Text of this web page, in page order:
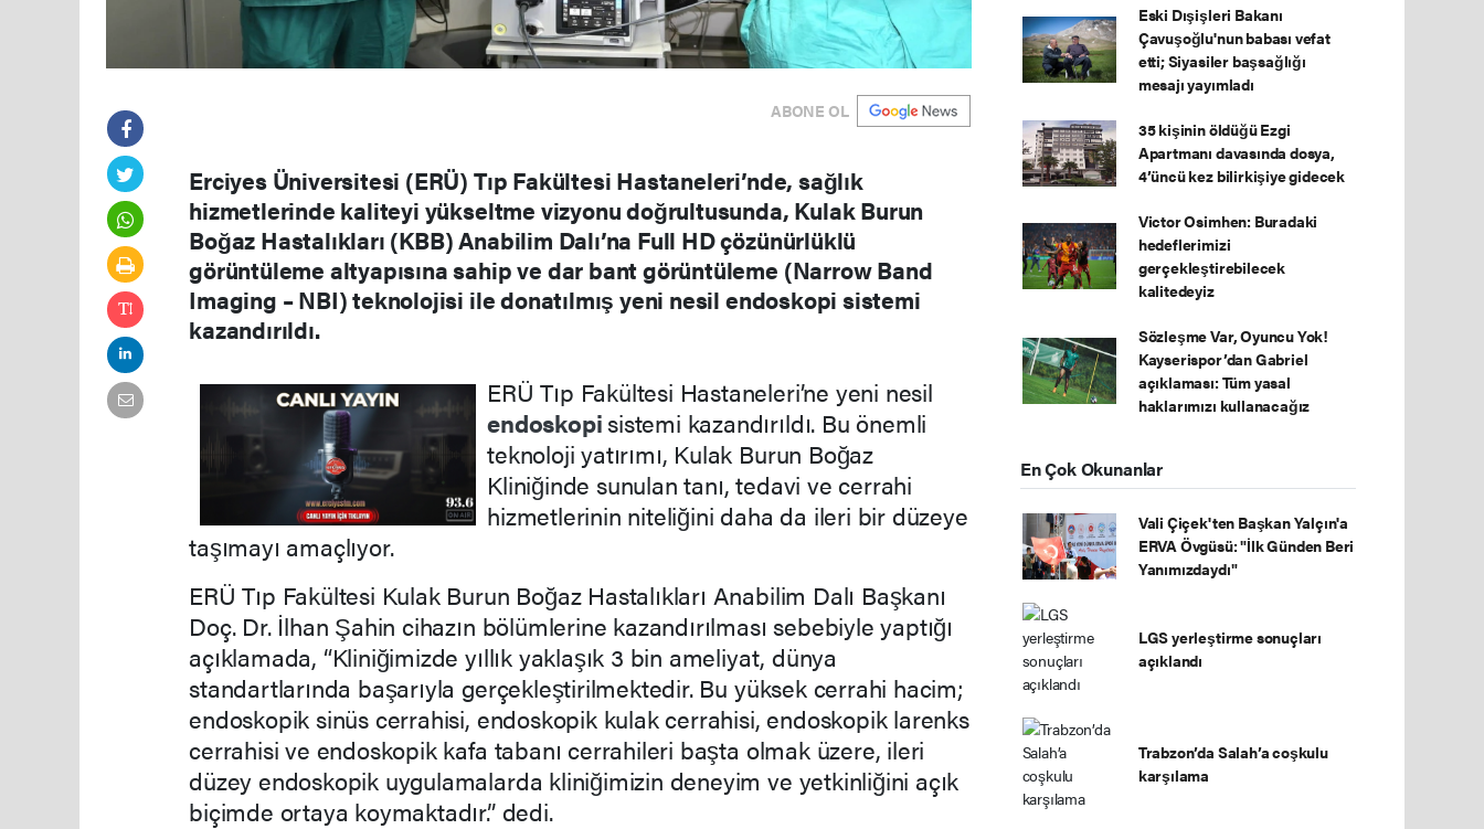
ABONE OL
Erciyes Üniversitesi (ERÜ) Tıp Fakültesi Hastaneleri’nde, sağlık
hizmetlerinde kaliteyi yükseltme vizyonu doğrultusunda, Kulak Burun
Boğaz Hastalıkları (KBB) Anabilim Dalı’na Full HD çözünürlüklü
görüntüleme altyapısına sahip ve dar bant görüntüleme (Narrow Band
Imaging – NBI) teknolojisi ile donatılmış yeni nesil endoskopi sistemi
kazandırıldı.
ERÜ Tıp Fakültesi Hastaneleri’ne yeni nesil
endoskopisistemi kazandırıldı. Bu önemli
teknoloji yatırımı, Kulak Burun Boğaz
Kliniğinde sunulan tanı, tedavi ve cerrahi
hizmetlerinin niteliğini daha da ileri bir düzeye
taşımayı amaçlıyor.
ERÜ Tıp Fakültesi Kulak Burun Boğaz Hastalıkları Anabilim Dalı Başkanı
Doç. Dr. İlhan Şahin cihazın bölümlerine kazandırılması sebebiyle yaptığı
açıklamada, “Kliniğimizde yıllık yaklaşık 3 bin ameliyat, dünya
standartlarında başarıyla gerçekleştirilmektedir. Bu yüksek cerrahi hacim;
endoskopik sinüs cerrahisi, endoskopik kulak cerrahisi, endoskopik larenks
cerrahisi ve endoskopik kafa tabanı cerrahileri başta olmak üzere, ileri
düzey endoskopik uygulamalarda kliniğimizin deneyim ve yetkinliğini açık
biçimde ortaya koymaktadır.” dedi.
Eski Dışişleri Bakanı
Çavuşoğlu'nun babası vefat
etti; Siyasiler başsağlığı
mesajı yayımladı
35 kişinin öldüğü Ezgi
Apartmanı davasında dosya,
4’üncü kez bilirkişiye gidecek
Victor Osimhen: Buradaki
hedeflerimizi
gerçekleştirebilecek
kalitedeyiz
Sözleşme Var, Oyuncu Yok!
Kayserispor’dan Gabriel
açıklaması: Tüm yasal
haklarımızı kullanacağız
En Çok Okunanlar
Vali Çiçek'ten Başkan Yalçın'a
ERVA Övgüsü: "İlk Günden Beri
Yanımızdaydı"
LGS yerleştirme sonuçları
açıklandı
Trabzon’da Salah’a coşkulu
karşılama